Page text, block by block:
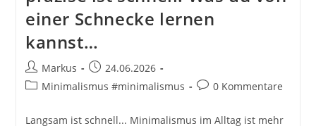
einer Schnecke lernen
kannst…
Beitrags-
Autor:
Markus
Beitrag
veröffentlicht:
24.06.2026
Beitrags-
Minimalismus #minimalismus
Beitrags-
0 Kommentare
Langsam ist schnell... Minimalismus im Alltag ist mehr